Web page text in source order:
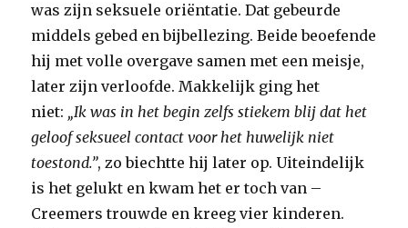
was zijn seksuele oriëntatie. Dat gebeurde
middels gebed en bijbellezing. Beide beoefende
hij met volle overgave samen met een meisje,
later zijn verloofde. Makkelijk ging het
niet: „Ik was in het begin zelfs stiekem blij dat het
geloof seksueel contact voor het huwelijk niet
toestond.”, zo biechtte hij later op. Uiteindelijk
is het gelukt en kwam het er toch van –
Creemers trouwde en kreeg vier kinderen.